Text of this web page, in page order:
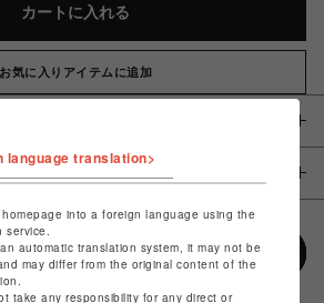
カートに入れる
お気に入りアイテムに追加
language translation>
into a foreign language using the
service.
automatic translation system, it may not be
may differ from the original content of the
take any responsibility for any direct or